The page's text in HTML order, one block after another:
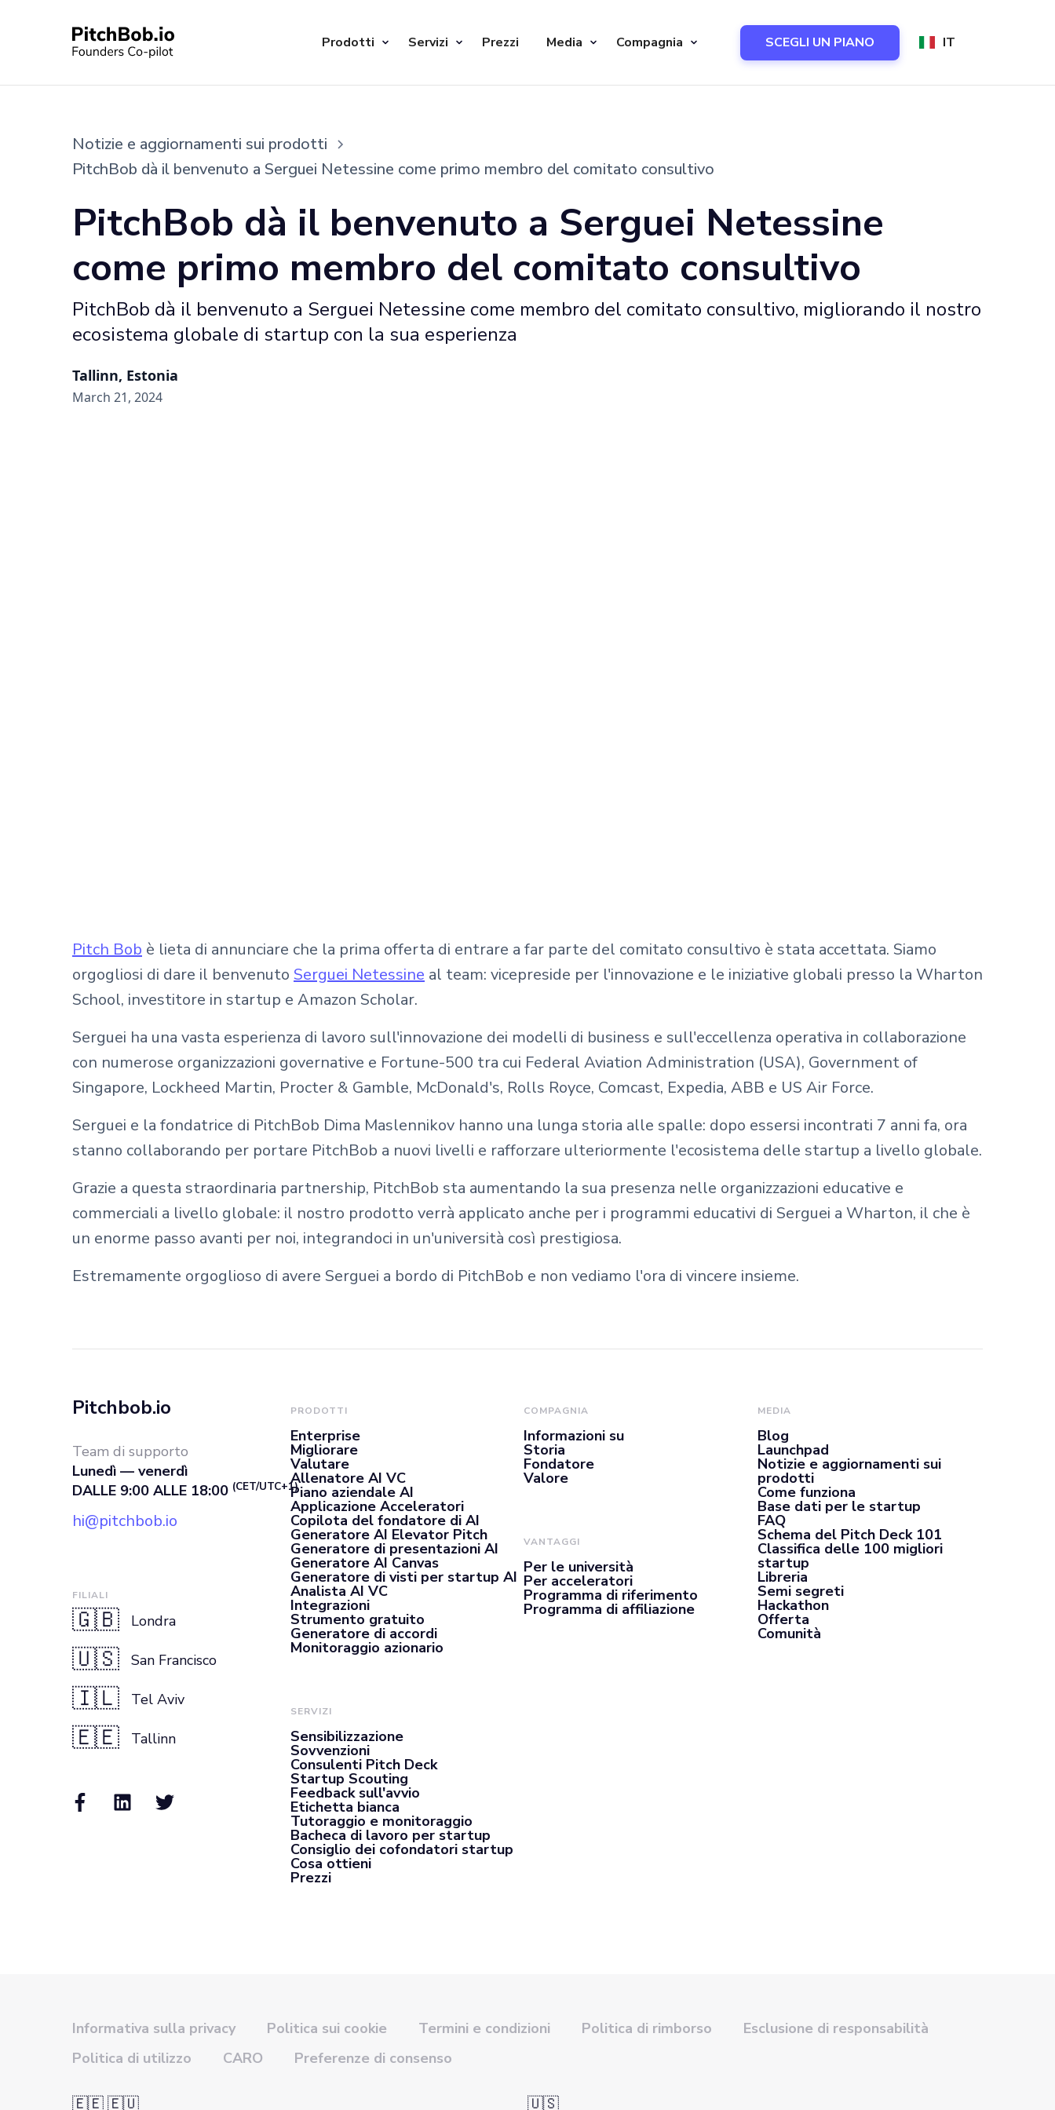
Prodotti Servizi Prezzi Media Compagnia SCEGLI UN PIANO IT
Notizie e aggiornamenti sui prodotti
PitchBob dà il benvenuto a Serguei Netessine come primo membro del comitato consultivo
PitchBob dà il benvenuto a Serguei Netessine
come primo membro del comitato consultivo
PitchBob dà il benvenuto a Serguei Netessine come membro del comitato consultivo, migliorando il nostro
ecosistema globale di startup con la sua esperienza
Tallinn, Estonia
March 21, 2024
Pitch Bob è lieta di annunciare che la prima offerta di entrare a far parte del comitato consultivo è stata accettata. Siamo
orgogliosi di dare il benvenuto Serguei Netessine al team: vicepreside per l'innovazione e le iniziative globali presso la Wharton
School, investitore in startup e Amazon Scholar.
Serguei ha una vasta esperienza di lavoro sull'innovazione dei modelli di business e sull'eccellenza operativa in collaborazione
con numerose organizzazioni governative e Fortune-500 tra cui Federal Aviation Administration (USA), Government of
Singapore, Lockheed Martin, Procter & Gamble, McDonald's, Rolls Royce, Comcast, Expedia, ABB e US Air Force.
Serguei e la fondatrice di PitchBob Dima Maslennikov hanno una lunga storia alle spalle: dopo essersi incontrati 7 anni fa, ora
stanno collaborando per portare PitchBob a nuovi livelli e rafforzare ulteriormente l'ecosistema delle startup a livello globale.
Grazie a questa straordinaria partnership, PitchBob sta aumentando la sua presenza nelle organizzazioni educative e
commerciali a livello globale: il nostro prodotto verrà applicato anche per i programmi educativi di Serguei a Wharton, il che è
un enorme passo avanti per noi, integrandoci in un'università così prestigiosa.
Estremamente orgoglioso di avere Serguei a bordo di PitchBob e non vediamo l'ora di vincere insieme.
Pitchbob.io
Team di supporto
Lunedì — venerdì
DALLE 9:00 ALLE 18:00 (CET/UTC+1)
hi@pitchbob.io
FILIALI
🇬🇧 Londra
🇺🇸 San Francisco
🇮🇱 Tel Aviv
🇪🇪 Tallinn
PRODOTTI
Enterprise
Migliorare
Valutare
Allenatore AI VC
Piano aziendale AI
Applicazione Acceleratori
Copilota del fondatore di AI
Generatore AI Elevator Pitch
Generatore di presentazioni AI
Generatore AI Canvas
Generatore di visti per startup AI
Analista AI VC
Integrazioni
Strumento gratuito
Generatore di accordi
Monitoraggio azionario
SERVIZI
Sensibilizzazione
Sovvenzioni
Consulenti Pitch Deck
Startup Scouting
Feedback sull'avvio
Etichetta bianca
Tutoraggio e monitoraggio
Bacheca di lavoro per startup
Consiglio dei cofondatori startup
Cosa ottieni
Prezzi
COMPAGNIA
Informazioni su
Storia
Fondatore
Valore
VANTAGGI
Per le università
Per acceleratori
Programma di riferimento
Programma di affiliazione
MEDIA
Blog
Launchpad
Notizie e aggiornamenti sui
prodotti
Come funziona
Base dati per le startup
FAQ
Schema del Pitch Deck 101
Classifica delle 100 migliori
startup
Libreria
Semi segreti
Hackathon
Offerta
Comunità
Informativa sulla privacy Politica sui cookie Termini e condizioni Politica di rimborso
Esclusione di responsabilità
Politica di utilizzo
CARO Preferenze di consenso
🇪🇪 🇪🇺 🇺🇸